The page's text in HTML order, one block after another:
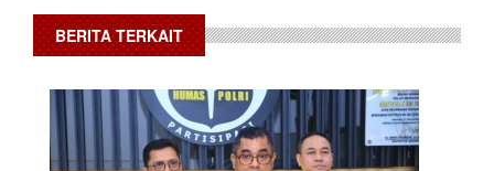
BERITA TERKAIT